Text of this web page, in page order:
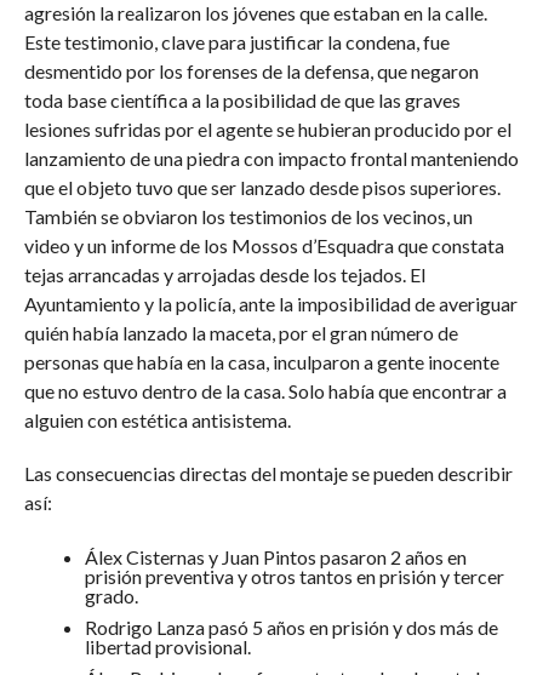
agresión la realizaron los jóvenes que estaban en la calle.
Este testimonio, clave para justificar la condena, fue
desmentido por los forenses de la defensa, que negaron
toda base científica a la posibilidad de que las graves
lesiones sufridas por el agente se hubieran producido por el
lanzamiento de una piedra con impacto frontal manteniendo
que el objeto tuvo que ser lanzado desde pisos superiores.
También se obviaron los testimonios de los vecinos, un
video y un informe de los Mossos d’Esquadra que constata
tejas arrancadas y arrojadas desde los tejados. El
Ayuntamiento y la policía, ante la imposibilidad de averiguar
quién había lanzado la maceta, por el gran número de
personas que había en la casa, inculparon a gente inocente
que no estuvo dentro de la casa. Solo había que encontrar a
alguien con estética antisistema.
Las consecuencias directas del montaje se pueden describir
así:
Álex Cisternas y Juan Pintos pasaron 2 años en
prisión preventiva y otros tantos en prisión y tercer
grado.
Rodrigo Lanza pasó 5 años en prisión y dos más de
libertad provisional.